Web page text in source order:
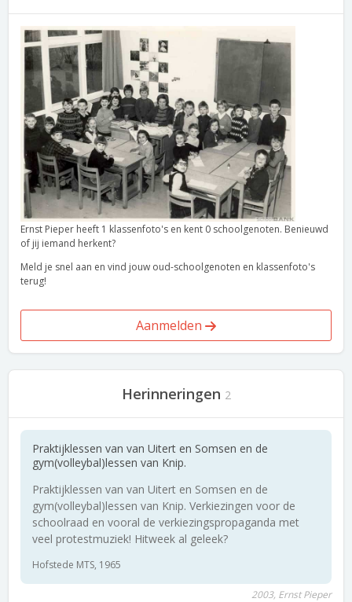
Ernst Pieper heeft 1 klassenfoto's en kent 0 schoolgenoten. Benieuwd
of jij iemand herkent?
Meld je snel aan en vind jouw oud-schoolgenoten en klassenfoto's
terug!
Aanmelden
Herinneringen 2
Praktijklessen van van Uitert en Somsen en de
gym(volleybal)lessen van Knip.
Praktijklessen van van Uitert en Somsen en de
gym(volleybal)lessen van Knip. Verkiezingen voor de
schoolraad en vooral de verkiezingspropaganda met
veel protestmuziek! Hitweek al geleek?
Hofstede MTS, 1965
2003, Ernst Pieper